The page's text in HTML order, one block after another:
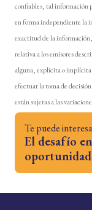
confiables, tal información
en forma independiente la
exactitud de la información,
relativa a los emisores
alguna, explícita o
efectuar la toma de
están sujetas a las
Te puede
El desafío